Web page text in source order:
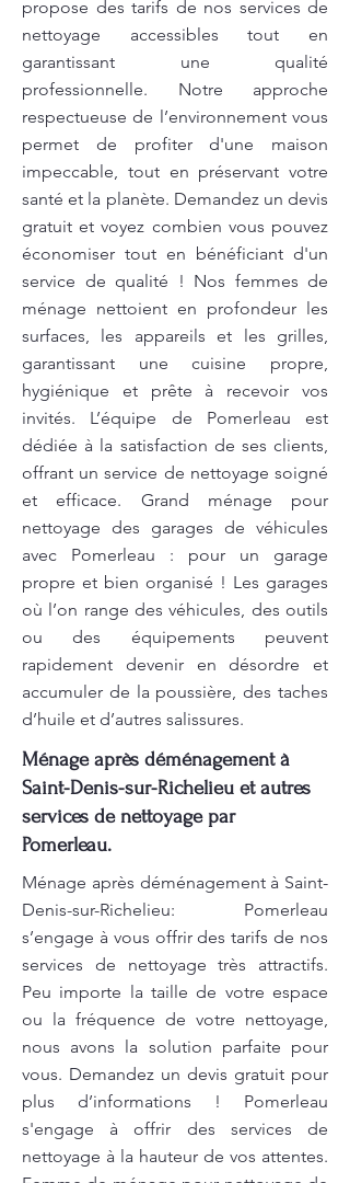
propose des tarifs de nos services de
nettoyage accessibles tout en
garantissant une qualité
professionnelle. Notre approche
respectueuse de l’environnement vous
permet de profiter d'une maison
impeccable, tout en préservant votre
santé et la planète. Demandez un devis
gratuit et voyez combien vous pouvez
économiser tout en bénéficiant d'un
service de qualité ! Nos femmes de
ménage nettoient en profondeur les
surfaces, les appareils et les grilles,
garantissant une cuisine propre,
hygiénique et prête à recevoir vos
invités. L’équipe de Pomerleau est
dédiée à la satisfaction de ses clients,
offrant un service de nettoyage soigné
et efficace. Grand ménage pour
nettoyage des garages de véhicules
avec Pomerleau : pour un garage
propre et bien organisé ! Les garages
où l’on range des véhicules, des outils
ou des équipements peuvent
rapidement devenir en désordre et
accumuler de la poussière, des taches
d’huile et d’autres salissures.
Ménage après déménagement à
Saint-Denis-sur-Richelieu et autres
services de nettoyage par
Pomerleau.
Ménage après déménagement à Saint-
Denis-sur-Richelieu: Pomerleau
s’engage à vous offrir des tarifs de nos
services de nettoyage très attractifs.
Peu importe la taille de votre espace
ou la fréquence de votre nettoyage,
nous avons la solution parfaite pour
vous. Demandez un devis gratuit pour
plus d’informations ! Pomerleau
s'engage à offrir des services de
nettoyage à la hauteur de vos attentes.